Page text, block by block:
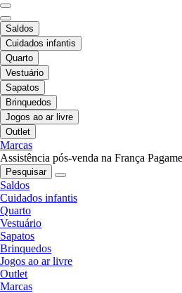
Saldos
Cuidados infantis
Quarto
Vestuário
Sapatos
Brinquedos
Jogos ao ar livre
Outlet
Marcas
Assistência pós-venda na França
Pesquisar
Saldos
Cuidados infantis
Quarto
Vestuário
Sapatos
Brinquedos
Jogos ao ar livre
Outlet
Marcas